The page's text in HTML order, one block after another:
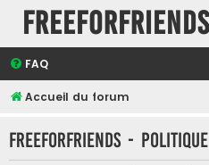
FreeForFriends
FAQ
Accueil du forum
FreeForFriends -